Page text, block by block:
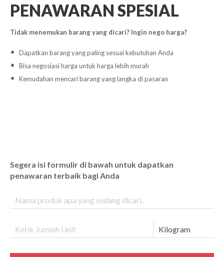
PENAWARAN SPESIAL
Tidak menemukan barang yang dicari? Ingin nego harga?
Dapatkan barang yang paling sesuai kebutuhan Anda
Bisa negosiasi harga untuk harga lebih murah
Kemudahan mencari barang yang langka di pasaran
Segera isi formulir di bawah untuk dapatkan
penawaran terbaik bagi Anda